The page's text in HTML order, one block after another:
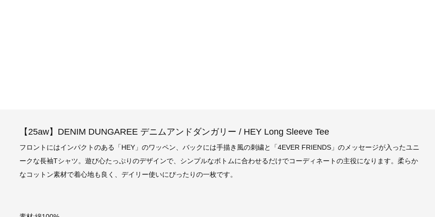
【25aw】DENIM DUNGAREE デニムアンドダンガリー / HEY Long Sleeve Tee
フロントにはインパクトのある「HEY」のワッペン、バックには手描き風の刺繍と「4EVER FRIENDS」のメッセージが入ったユニ
ークな長袖Tシャツ。遊び心たっぷりのデザインで、シンプルなボトムに合わせるだけでコーディネートの主役になります。柔らか
なコットン素材で着心地も良く、デイリー使いにぴったりの一枚です。